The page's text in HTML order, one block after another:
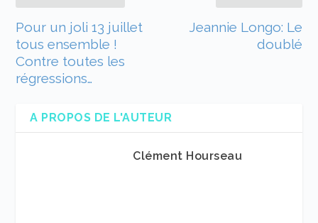
Pour un joli 13 juillet
tous ensemble !
Contre toutes les
régressions…
Jeannie Longo: Le
doublé
A PROPOS DE L'AUTEUR
Clément Hourseau